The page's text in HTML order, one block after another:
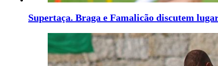
Supertaça. Braga e Famalicão discutem